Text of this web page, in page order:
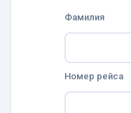
Фамилия
Номер рейса